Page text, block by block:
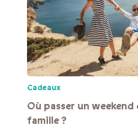
Cadeaux
Où passer un
famille ?